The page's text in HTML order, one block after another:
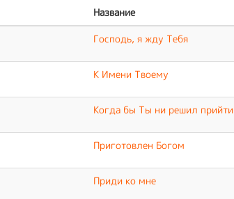
Название
Господь, я жду Тебя
К Имени Твоему
Когда бы Ты ни решил прийти
Приготовлен Богом
Приди ко мне